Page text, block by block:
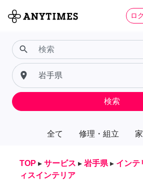
ロ
全て 修理・組立
search
place
検索
TOP ▸ サービス ▸ 岩手県 ▸ インテ
ィスインテリア